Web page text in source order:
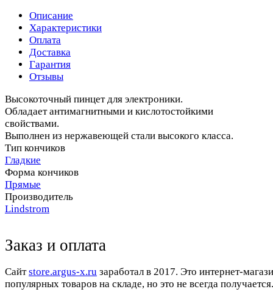
Описание
Характеристики
Оплата
Доставка
Гарантия
Отзывы
Высокоточный пинцет для электроники.
Обладает антимагнитными и кислотостойкими
свойствами.
Выполнен из нержавеющей стали высокого класса.
Тип кончиков
Гладкие
Форма кончиков
Прямые
Производитель
Lindstrom
Заказ и оплата
Cайтstore.argus-x.ru заработал в 2017. Это интернет-
популярных товаров на складе, но это не всегда